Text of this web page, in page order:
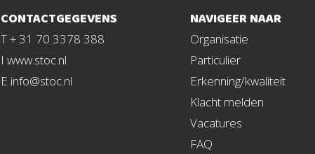
CONTACTGEGEVENS
T + 31 70 3378 388
I www.stoc.nl
E info@stoc.nl
NAVIGEER NAAR
Organisatie
Particulier
Erkenning/kwaliteit
Klacht melden
Vacatures
FAQ